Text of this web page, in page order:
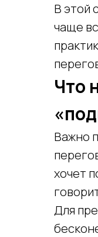
В этой
чаще
Что
Важно
хочет
Для